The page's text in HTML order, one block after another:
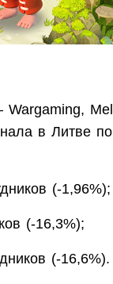
в Литве
(-1,96%);
(-16,3%);
(-16,6%).